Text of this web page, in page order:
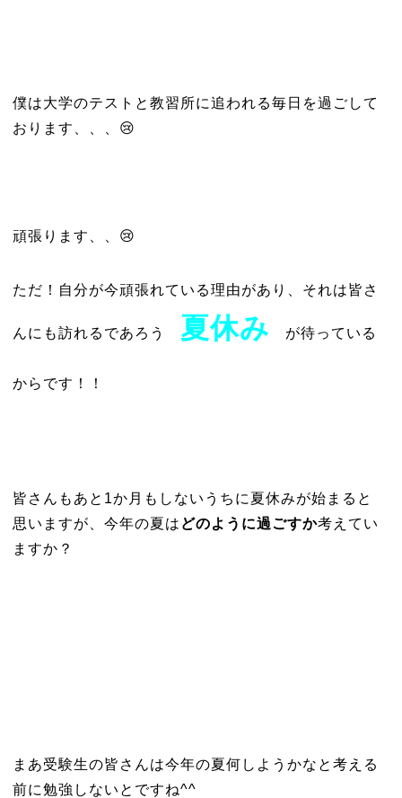
僕は大学のテストと教習所に追われる毎日を過ごして
おります、、、😢
頑張ります、、😢
ただ！自分が今頑張れている理由があり、それは皆さ
んにも訪れるであろう 夏休み が待っている
からです！！
皆さんもあと1か月もしないうちに夏休みが始まると
思いますが、今年の夏は どのように過ごすか考えてい
ますか？
まあ受験生の皆さんは今年の夏何しようかなと考える
前に勉強しないとですね^^